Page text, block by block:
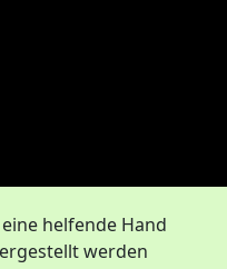
helfende Hand
werden